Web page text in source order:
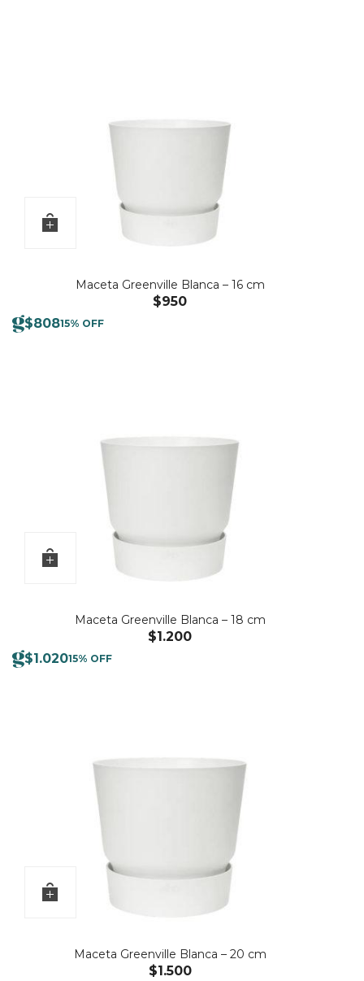
Maceta Greenville Blanca – 16 cm
$950
$80815% OFF
Maceta Greenville Blanca – 18 cm
$1.200
$1.02015% OFF
Maceta Greenville Blanca – 20 cm
$1.500